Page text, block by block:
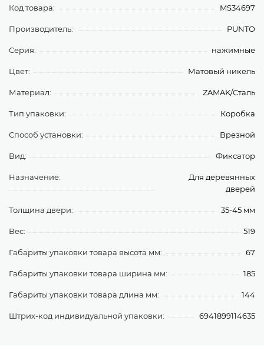
Код товара: MS34697
Производитель: PUNTO
Серия: нажимные
Цвет: Матовый никель
Материал: ZAMAK/Сталь
Тип упаковки: Коробка
Способ установки: Врезной
Вид: Фиксатор
Назначение:
Для деревянных
дверей
Толщина двери: 35-45 мм
Вес: 519
Габариты упаковки товара высота мм: 67
Габариты упаковки товара ширина мм: 185
Габариты упаковки товара длина мм: 144
Штрих-код индивидуальной упаковки: 6941899114635